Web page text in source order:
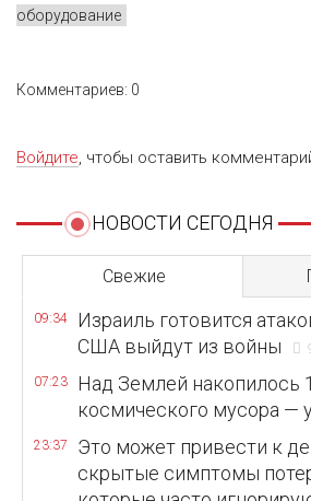
оборудование
Комментариев: 0
Войдите, чтобы оставить
НОВОСТИ СЕГОДНЯ
Свежие
09:34
Израиль готовится
США выйдут из войны
07:23
Над Землей накопилось
космического мусора —
23:37
Это может привести к
скрытые симптомы